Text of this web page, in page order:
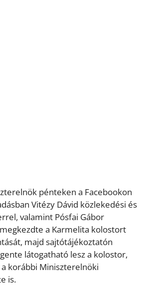
pénteken a Facebookon
Vitézy Dávid közlekedési és
valamint Pósfai Gábor
a Karmelita kolostort
majd sajtótájékoztatón
látogatható lesz a kolostor,
korábbi Miniszterelnöki
is.